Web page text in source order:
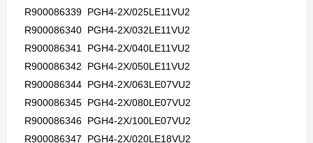
R900086339 PGH4-2X/025LE11VU2
R900086340 PGH4-2X/032LE11VU2
R900086341 PGH4-2X/040LE11VU2
R900086342 PGH4-2X/050LE11VU2
R900086344 PGH4-2X/063LE07VU2
R900086345 PGH4-2X/080LE07VU2
R900086346 PGH4-2X/100LE07VU2
R900086347 PGH4-2X/020LE18VU2